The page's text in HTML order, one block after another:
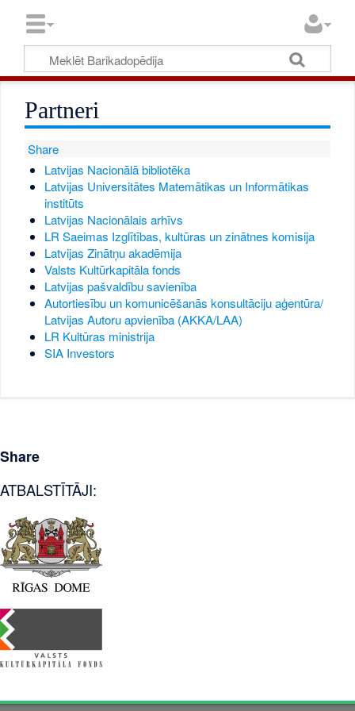
Partneri
Share
Latvijas Nacionālā bibliotēka
Latvijas Universitātes Matemātikas un Informātikas
institūts
Latvijas Nacionālais arhīvs
LR Saeimas Izglītības, kultūras un zinātnes komisija
Latvijas Zinātņu akadēmija
Valsts Kultūrkapitāla fonds
Latvijas pašvaldību savienība
Autortiesību un komunicēšanās konsultāciju aģentūra/
Latvijas Autoru apvienība (AKKA/LAA)
LR Kultūras ministrija
SIA Investors
Share
ATBALSTĪTĀJI: